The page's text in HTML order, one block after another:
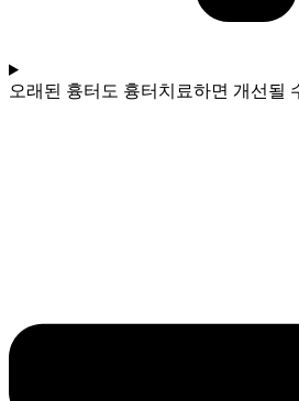
오래된 흉터도 흉터치료하면 개선될